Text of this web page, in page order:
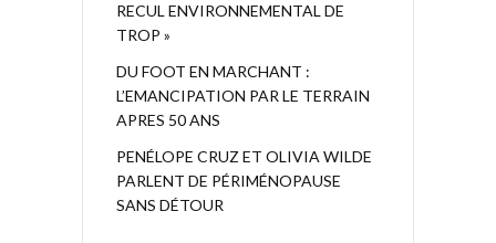
RECUL ENVIRONNEMENTAL DE
TROP »
DU FOOT EN MARCHANT :
L’EMANCIPATION PAR LE TERRAIN
APRES 50 ANS
PENÉLOPE CRUZ ET OLIVIA WILDE
PARLENT DE PÉRIMÉNOPAUSE
SANS DÉTOUR